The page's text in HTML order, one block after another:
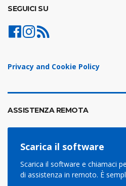
SEGUICI SU
Privacy and Cookie Policy
ASSISTENZA REMOTA
Scarica il software
Scarica il software e chiamaci
di assistenza in remoto. È